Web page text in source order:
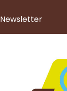
Newsletter